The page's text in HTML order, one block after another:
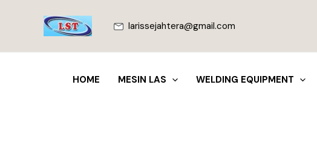
larissejahtera@gmail.com
HOME MESIN LAS WELDING EQUIPMENT